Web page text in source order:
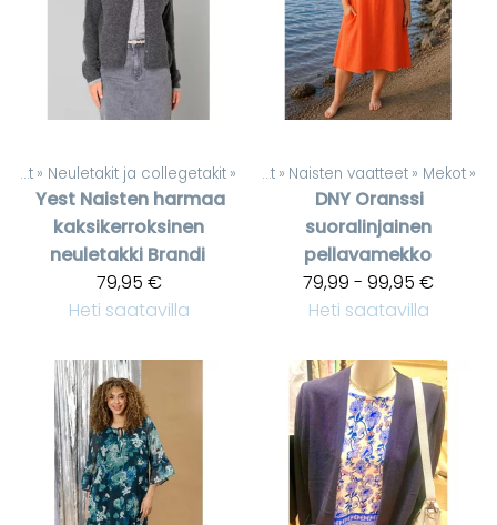
Naisten vaatteet ‪» Neuletakit ja collegetakit ‪»
Yest Naisten harmaa
kaksikerroksinen
neuletakki Brandi
79,95 €
Heti saatavilla
Tuotteet ‪» Naisten vaatteet ‪» Mekot ‪»
DNY Oranssi
suoralinjainen
pellavamekko
79,99 - 99,95 €
Heti saatavilla